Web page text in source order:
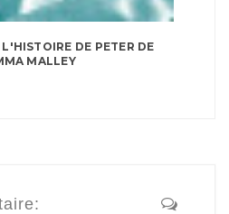
DE PETER DE
MALLEY